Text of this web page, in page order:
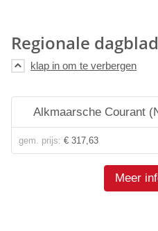
Regionale
Alkmaarsche Courant
gem. prijs: € 317,63
Meer